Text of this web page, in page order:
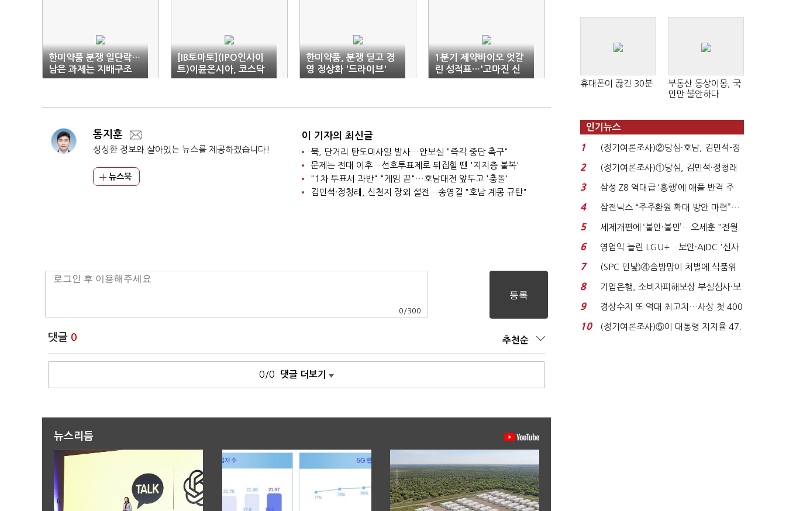
한미약품 분쟁 일단락…
남은 과제는 지배구조
안정화
[IB토마토](IPO인사이
트)이뮨온시아, 코스닥
도전…유한양행 '네임밸
한미약품, 분쟁 딛고 경
영 정상화 '드라이브'
1분기 제약바이오 엇갈
린 성적표…'고마진 신
약'이 갈랐다
동지훈
싱싱한 정보와 살아있는 뉴스를 제공하겠습니다!
뉴스북
이 기자의 최신글
북, 단거리 탄도미사일 발사…안보실 "즉각 중단 촉구"
문제는 전대 이후…선호투표제로 뒤집힐 땐 '지지층 불복'
"1차 투표서 과반" "게임 끝"…호남대전 앞두고 '충돌'
김민석·정청래, 신천지 장외 설전…송영길 "호남 계몽 규탄"
0 /300
댓글 0 추천순
0/0 댓글 더보기
뉴스리듬
휴대폰이 끊긴 30분
부동산 동상이몽, 국
민만 불안하다
인기뉴스
1
(정기여론조사)②당심·호남, 김민석-정
청래 '초접전'...
2
(정기여론조사)①당심, 김민석·정청래
'초접전'…대통령 ...
3
삼성 Z8 역대급 ‘흥행’에 애플 반격 주
목…9월 ‘폴...
4
삼전닉스 “주주환원 확대 방안 마련”…
로이터에 성명...
5
세제개편에 ‘불안·불만’…오세훈 "전월
세 구하기 더 ...
6
영업익 늘린 LGU+…보안·AIDC '신사
업 드라이브'...
7
(SPC 민낯)④솜방망이 처벌에 식품위
생법 위반 반복...
8
기업은행, 소비자피해보상 부실심사·보
이스피싱 공시 ...
9
경상수지 또 역대 최고치…사상 첫 400
억달러에 '3% 성...
10
(정기여론조사)⑤이 대통령 지지율 47.